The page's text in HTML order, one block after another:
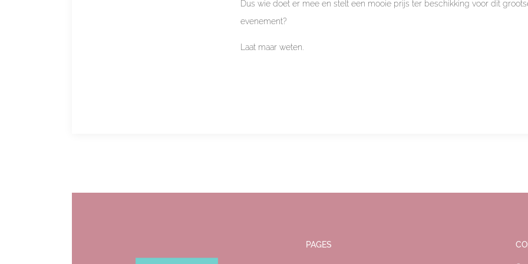
Dus wie doet er mee en stelt een mooie prijs ter beschikking voor dit
evenement?
Laat maar weten.
PAGES